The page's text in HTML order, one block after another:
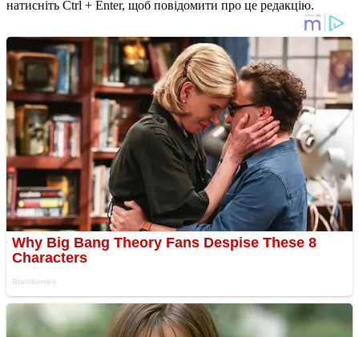
натисніть Ctrl + Enter, щоб повідомити про це редакцію.